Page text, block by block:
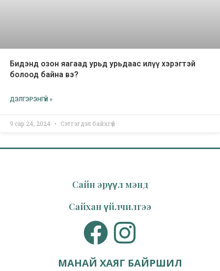
Бидэнд озон яагаад урьд урьдаас илүү хэрэгтэй
болоод байна вэ?
ДЭЛГЭРЭНГҮЙ »
9 сар 24, 2024 Сэтгэгдэл байхгүй
Сайн эрүүл мэнд
Сайхан үйлчилгээ
МАНАЙ ХАЯГ БАЙРШИЛ